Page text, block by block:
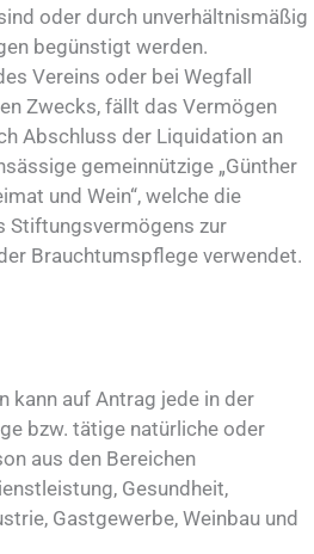
oder durch unverhältnismäßig
begünstigt werden.
Vereins oder bei Wegfall
Zwecks, fällt das Vermögen
Abschluss der Liquidation an
gemeinnützige „Günther
und Wein“, welche die
Stiftungsvermögens zur
Brauchtumspflege verwendet.
kann auf Antrag jede in der
bzw. tätige natürliche oder
aus den Bereichen
Gesundheit,
Gastgewerbe, Weinbau und